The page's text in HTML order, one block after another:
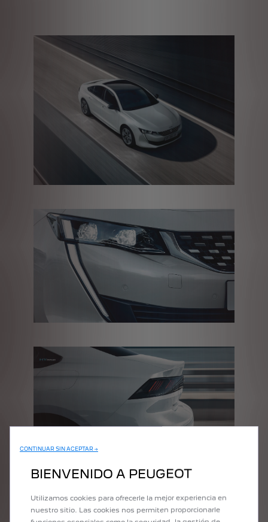
Make a bold choice by opting for Selenium Grey - one of the 7
available colours.
CONTINUAR SIN ACEPTAR →
BIENVENIDO A PEUGEOT
Utilizamos cookies para ofrecerle la mejor experiencia en
nuestro sitio. Las cookies nos permiten proporcionarle